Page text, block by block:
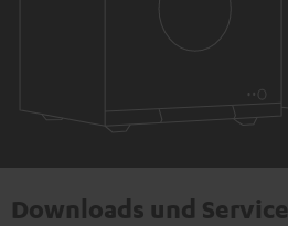
Downloads und Service